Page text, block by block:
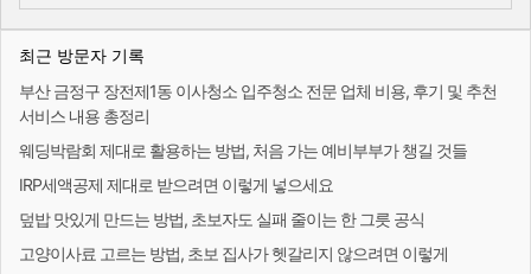
최근 방문자 기록
부산 금정구 장전제1동 이사청소 입주청소 전문 업체 비용, 후기 및 추천
서비스 내용 총정리
웨딩박람회 제대로 활용하는 방법, 처음 가는 예비부부가 챙길 것들
IRP세액공제 제대로 받으려면 이렇게 넣으세요
덮밥 맛있게 만드는 방법, 초보자도 실패 줄이는 한 그릇 공식
고양이사료 고르는 방법, 초보 집사가 헷갈리지 않으려면 이렇게